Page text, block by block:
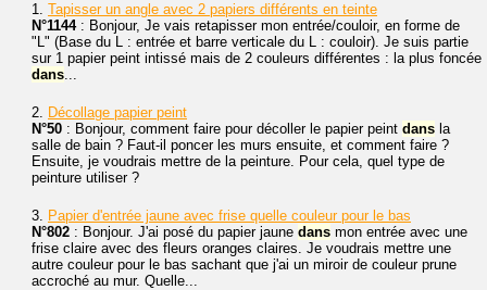
1. Tapisser un angle avec 2 papiers différents en teinte
N°1144: Bonjour, Je vais retapisser mon entrée/couloir, en forme de
"L" (Base du L : entrée et barre verticale du L : couloir). Je suis partie
sur 1 papier peint intissé mais de 2 couleurs différentes : la plus foncée
dans...
2. Décollage papier peint
N°50 : Bonjour, comment faire pour décoller le papier peint dans la
salle de bain ? Faut-il poncer les murs ensuite, et comment faire ?
Ensuite, je voudrais mettre de la peinture. Pour cela, quel type de
peinture utiliser ?
3. Papier d'entrée jaune avec frise quelle couleur pour le bas
N°802 : Bonjour. J'ai posé du papier jaune dans mon entrée avec une
frise claire avec des fleurs oranges claires. Je voudrais mettre une
autre couleur pour le bas sachant que j'ai un miroir de couleur prune
accroché au mur. Quelle...